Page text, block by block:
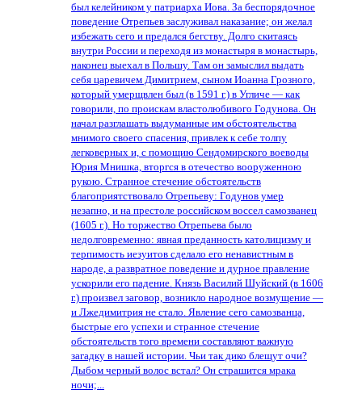
был келейником у патриарха Иова. За беспорядочное
поведение Отрепьев заслуживал наказание; он желал
избежать сего и предался бегству. Долго скитаясь
внутри России и переходя из монастыря в монастырь,
наконец выехал в Польшу. Там он замыслил выдать
себя царевичем Димитрием, сыном Иоанна Грозного,
который умерщвлен был (в 1591 г.) в Угличе — как
говорили, по проискам властолюбивого Годунова. Он
начал разглашать выдуманные им обстоятельства
мнимого своего спасения, привлек к себе толпу
легковерных и, с помощию Сендомирского воеводы
Юрия Мнишка, вторгся в отечество вооруженною
рукою. Странное стечение обстоятельств
благоприятствовало Отрепьеву: Годунов умер
незапно, и на престоле российском воссел самозванец
(1605 г.). Но торжество Отрепьева было
недолговременно: явная преданность католицизму и
терпимость иезуитов сделало его ненавистным в
народе, а развратное поведение и дурное правление
ускорили его падение. Князь Василий Шуйский (в 1606
г.) произвел заговор, возникло народное возмущение —
и Лжедимитрия не стало. Явление сего самозванца,
быстрые его успехи и странное стечение
обстоятельств того времени составляют важную
загадку в нашей истории. Чьи так дико блещут очи?
Дыбом черный волос встал? Он страшится мрака
ночи;...